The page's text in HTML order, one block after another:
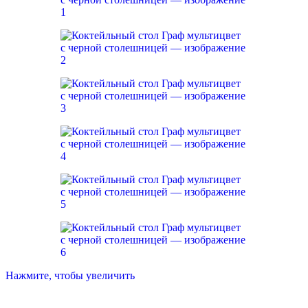
Нажмите, чтобы увеличить